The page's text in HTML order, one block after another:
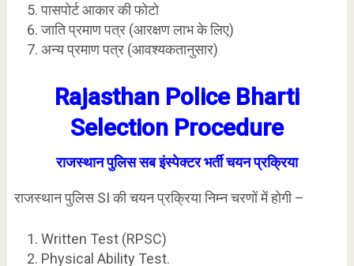
पासपोर्ट आकार की फोटो
जाति प्रमाण पत्र (आरक्षण लाभ के लिए)
अन्य प्रमाण पत्र (आवश्यकतानुसार)
Rajasthan Police Bharti
Selection Procedure
राजस्थान पुलिस सब इंस्पेक्टर भर्ती चयन प्रक्रिया
राजस्थान पुलिस SI की चयन प्रक्रिया निम्न चरणों में होगी –
Written Test (RPSC)
Physical Ability Test.